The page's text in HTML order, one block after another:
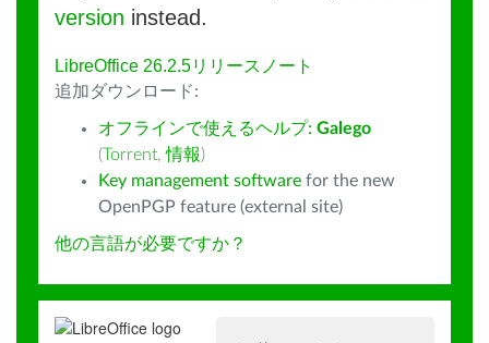
version instead.
LibreOffice 26.2.5リリースノート
追加ダウンロード:
オフラインで使えるヘルプ: Galego
(Torrent,情報)
Key management software for the new
OpenPGP feature (external site)
他の言語が必要ですか？